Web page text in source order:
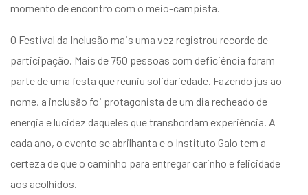
momento de encontro com o meio-campista.
O Festival da Inclusão mais uma vez registrou recorde de
participação. Mais de 750 pessoas com deficiência foram
parte de uma festa que reuniu solidariedade. Fazendo jus ao
nome, a inclusão foi protagonista de um dia recheado de
energia e lucidez daqueles que transbordam experiência. A
cada ano, o evento se abrilhanta e o Instituto Galo tem a
certeza de que o caminho para entregar carinho e felicidade
aos acolhidos.